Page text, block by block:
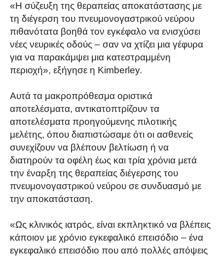
«Η σύζευξη της θεραπείας αποκατάστασης με
τη διέγερση του πνευμονογαστρικού νεύρου
πιθανότατα βοηθά τον εγκέφαλο να ενισχύσει
νέες νευρικές οδούς – σαν να χτίζει μια γέφυρα
για να παρακάμψει μια κατεστραμμένη
περιοχή», εξήγησε η Kimberley.
Αυτά τα μακροπρόθεσμα οριστικά
αποτελέσματα, αντικατοπτρίζουν τα
αποτελέσματα προηγούμενης πιλοτικής
μελέτης, όπου διαπιστώσαμε ότι οι ασθενείς
συνεχίζουν να βλέπουν βελτίωση ή να
διατηρούν τα οφέλη έως και τρία χρόνια μετά
την έναρξη της θεραπείας διέγερσης του
πνευμονογαστρικού νεύρου σε συνδυασμό με
την αποκατάσταση.
«Ως κλινικός ιατρός, είναι εκπληκτικό να βλέπεις
κάποιον με χρόνιο εγκεφαλικό επεισόδιο – ένα
εγκεφαλικό επεισόδιο που από πολλές απόψεις